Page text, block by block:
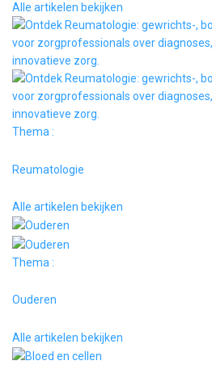
Alle artikelen bekijken
Thema :
Reumatologie
Alle artikelen bekijken
Thema :
Ouderen
Alle artikelen bekijken